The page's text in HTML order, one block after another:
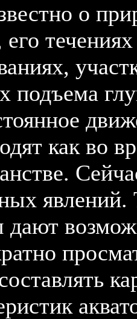
о
его
подъема
как во
явлений.
дают